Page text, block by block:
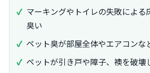
マーキングやトイレの失敗による
臭い
ペット臭が部屋全体やエアコンな
ペットが引き戸や障子、襖を破壊